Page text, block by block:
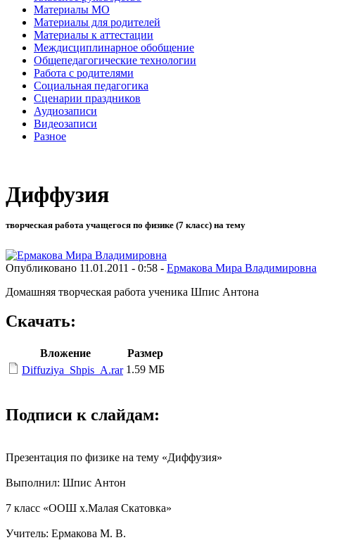
Материалы МО
Материалы для родителей
Материалы к аттестации
Междисциплинарное обобщение
Общепедагогические технологии
Работа с родителями
Социальная педагогика
Сценарии праздников
Аудиозаписи
Видеозаписи
Разное
Диффузия
творческая работа учащегося по физике (7 класс) на тему
Опубликовано 11.01.2011 - 0:58 - Ермакова Мира Владимировна
Домашняя творческая работа ученика Шпис Антона
Скачать:
Вложение
Размер
Diffuziya_Shpis_A.rar 1.59 МБ
Подписи к слайдам:
Презентация по физике на тему «Диффузия»
Выполнил: Шпис Антон
7 класс «ООШ х.Малая Скатовка»
Учитель: Ермакова М. В.